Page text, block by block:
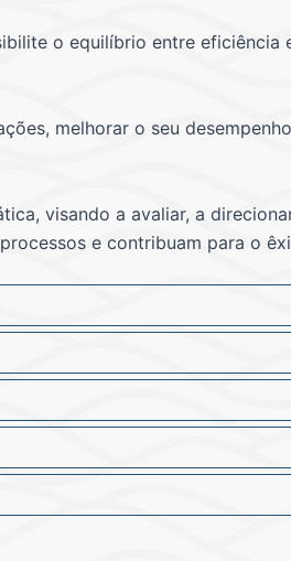
o equilíbrio entre
melhorar o seu
visando a avaliar, a
e contribuam para o